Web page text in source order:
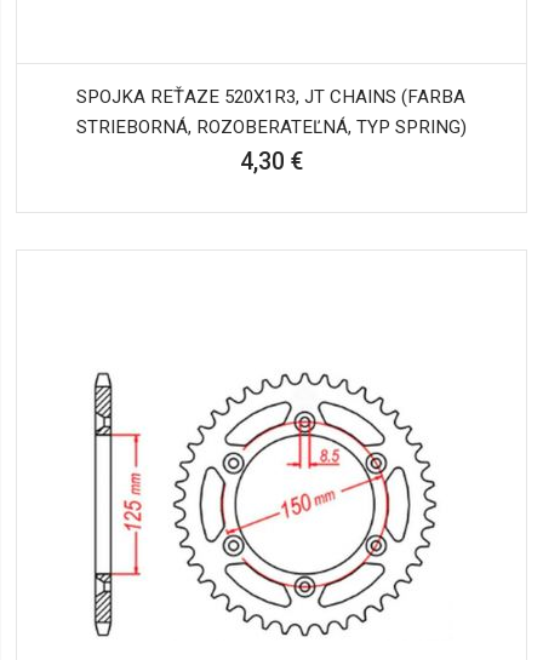
SPOJKA REŤAZE 520X1R3, JT CHAINS (FARBA
STRIEBORNÁ, ROZOBERATEĽNÁ, TYP SPRING)
4,30 €